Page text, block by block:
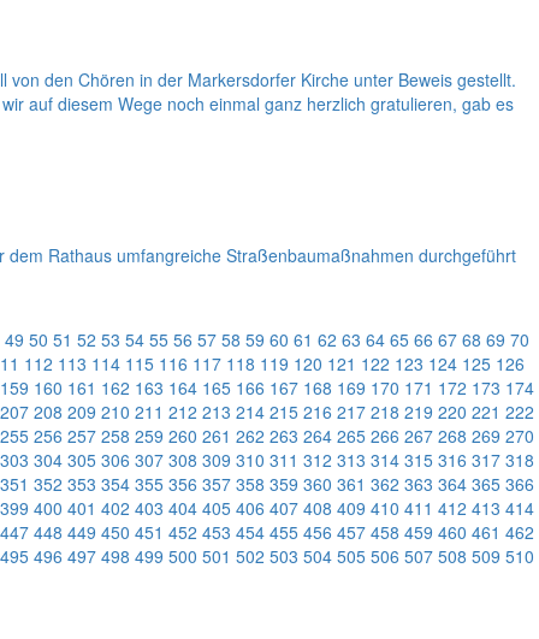
den Chören in der Markersdorfer Kirche unter Beweis gestellt.
auf diesem Wege noch einmal ganz herzlich gratulieren, gab es
Rathaus umfangreiche Straßenbaumaßnahmen durchgeführt
49 50 51 52 53 54 55 56 57 58 59 60 61 62 63 64 65 66 67 68 69 70
112 113 114 115 116 117 118 119 120 121 122 123 124 125 126
159 160 161 162 163 164 165 166 167 168 169 170 171 172 173 174
207 208 209 210 211 212 213 214 215 216 217 218 219 220 221 222
255 256 257 258 259 260 261 262 263 264 265 266 267 268 269 270
303 304 305 306 307 308 309 310 311 312 313 314 315 316 317 318
351 352 353 354 355 356 357 358 359 360 361 362 363 364 365 366
399 400 401 402 403 404 405 406 407 408 409 410 411 412 413 414
447 448 449 450 451 452 453 454 455 456 457 458 459 460 461 462
495 496 497 498 499 500 501 502 503 504 505 506 507 508 509 510